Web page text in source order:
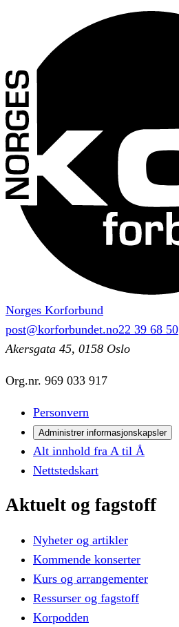
Norges Korforbund
post@korforbundet.no22 39 68 50
Akersgata 45, 0158 Oslo
Org.nr. 969 033 917
Personvern
Administrer informasjonskapsler
Alt innhold fra A til Å
Nettstedskart
Aktuelt og fagstoff
Nyheter og artikler
Kommende konserter
Kurs og arrangementer
Ressurser og fagstoff
Korpodden